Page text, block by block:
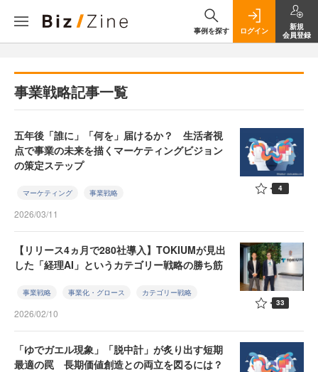
事例を探す ログイン
新規
会員登録
事業戦略記事一覧
五年後「誰に」「何を」届けるか？ 生活者視
点で事業の未来を描くマーケティングビジョン
の策定ステップ
マーケティング 事業戦略
2026/03/11
4
【リリース4ヵ月で280社導入】TOKIUMが見出
した「経理AI」というカテゴリー戦略の勝ち筋
事業戦略 事業化・グロース カテゴリー戦略
2026/02/10
33
「ゆでガエル現象」「脱中計」が炙り出す短期
最適の罠 長期価値創造との両立を図るには？